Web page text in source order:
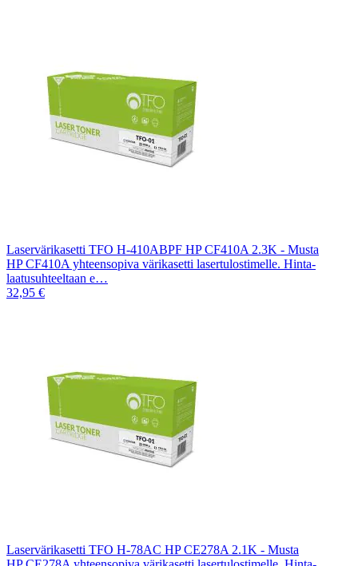
Laservärikasetti TFO H-410ABPF HP CF410A 2.3K - Musta
HP CF410A yhteensopiva värikasetti lasertulostimelle. Hinta-
laatusuhteeltaan e…
32,95 €
Laservärikasetti TFO H-78AC HP CE278A 2.1K - Musta